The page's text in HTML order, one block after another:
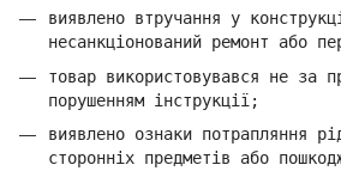
виявлено втручання у
несанкціонований ремонт або
товар використовувався не за
порушенням інструкції;
виявлено ознаки потрапляння
сторонніх предметів або